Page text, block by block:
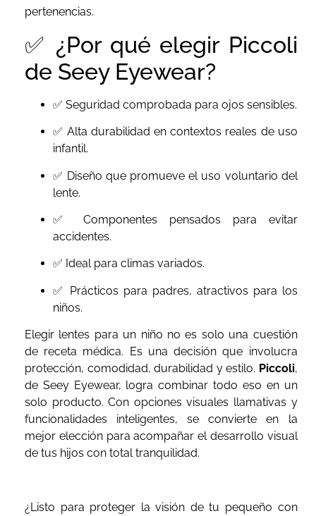
pertenencias.
✅ ¿Por qué elegir Piccoli
de Seey Eyewear?
✅ Seguridad comprobada para ojos sensibles.
✅ Alta durabilidad en contextos reales de uso
infantil.
✅ Diseño que promueve el uso voluntario del
lente.
✅ Componentes pensados para evitar
accidentes.
✅ Ideal para climas variados.
✅ Prácticos para padres, atractivos para los
niños.
Elegir lentes para un niño no es solo una cuestión
de receta médica. Es una decisión que involucra
protección, comodidad, durabilidad y estilo. Piccoli,
de Seey Eyewear, logra combinar todo eso en un
solo producto. Con opciones visuales llamativas y
funcionalidades inteligentes, se convierte en la
mejor elección para acompañar el desarrollo visual
de tus hijos con total tranquilidad.
¿Listo para proteger la visión de tu pequeño con